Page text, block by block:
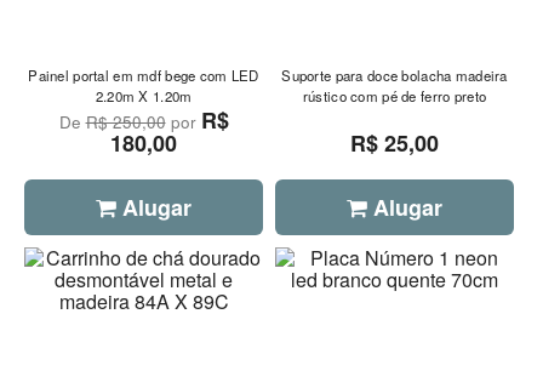
Painel portal em mdf bege com LED
2.20m X 1.20m
DeR$ 250,00por R$
180,00
Alugar
Suporte para doce bolacha madeira
rústico com pé de ferro preto
R$ 25,00
Alugar